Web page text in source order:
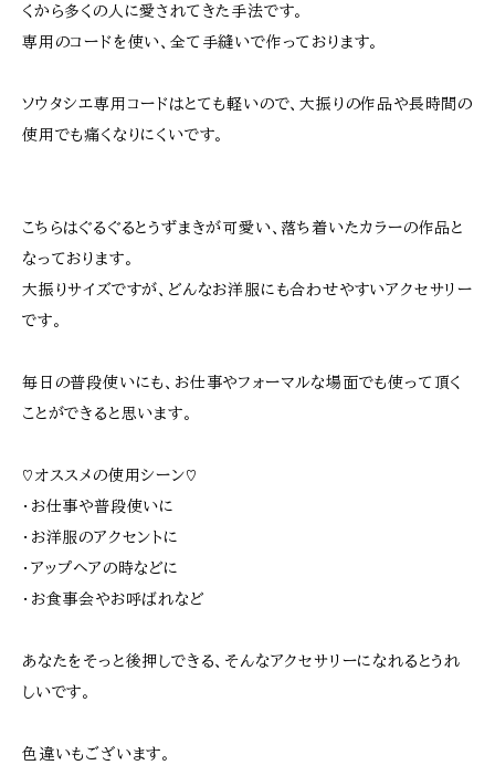
くから多くの人に愛されてきた手法です。
専用のコードを使い、全て手縫いで作っております。
ソウタシエ専用コードはとても軽いので、大振りの作品や長時間の
使用でも痛くなりにくいです。
こちらはぐるぐるとうずまきが可愛い、落ち着いたカラーの作品と
なっております。
大振りサイズですが、どんなお洋服にも合わせやすいアクセサリー
です。
毎日の普段使いにも、お仕事やフォーマルな場面でも使って頂く
ことができると思います。
♡オススメの使用シーン♡
・お仕事や普段使いに
・お洋服のアクセントに
・アップヘアの時などに
・お食事会やお呼ばれなど
あなたをそっと後押しできる、そんなアクセサリーになれるとうれ
しいです。
色違いもございます。